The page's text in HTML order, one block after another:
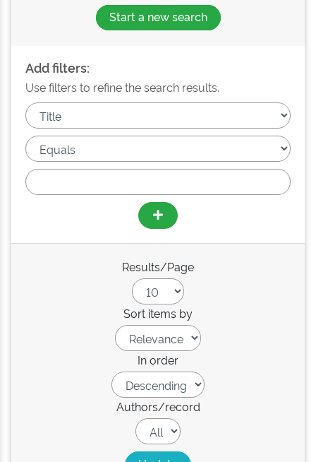
Start a new search
Add filters:
Use filters to refine the search results.
Results/Page
Sort items by
In order
Authors/record